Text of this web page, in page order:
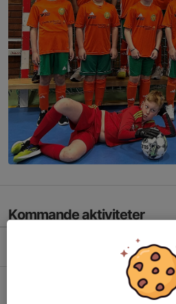
Kommande aktiviteter
Fotbollsfältet 1, Hultsfred
Fotbollsfältet 1, Hultsfred